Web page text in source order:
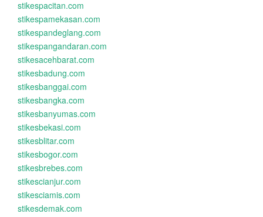
stikespacitan.com
stikespamekasan.com
stikespandeglang.com
stikespangandaran.com
stikesacehbarat.com
stikesbadung.com
stikesbanggai.com
stikesbangka.com
stikesbanyumas.com
stikesbekasi.com
stikesblitar.com
stikesbogor.com
stikesbrebes.com
stikescianjur.com
stikesciamis.com
stikesdemak.com